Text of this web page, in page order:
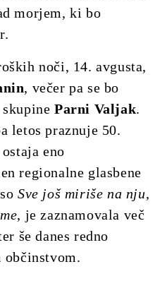
morjem, ki bo
noči, 14. avgusta,
, večer pa se bo
skupineParni Valjak.
letos praznuje 50.
eno
regionalne glasbene
soSve još miriše na nju,
, je zaznamovala več
še danes redno
občinstvom.